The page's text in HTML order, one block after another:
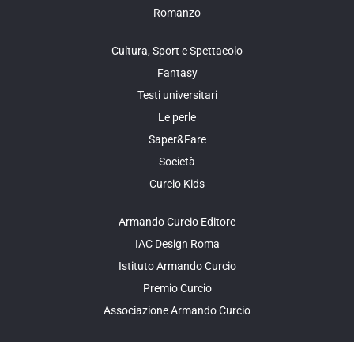
Romanzo
Cultura, Sport e Spettacolo
Fantasy
Testi universitari
Le perle
Saper&Fare
Società
Curcio Kids
Armando Curcio Editore
IAC Design Roma
Istituto Armando Curcio
Premio Curcio
Associazione Armando Curcio